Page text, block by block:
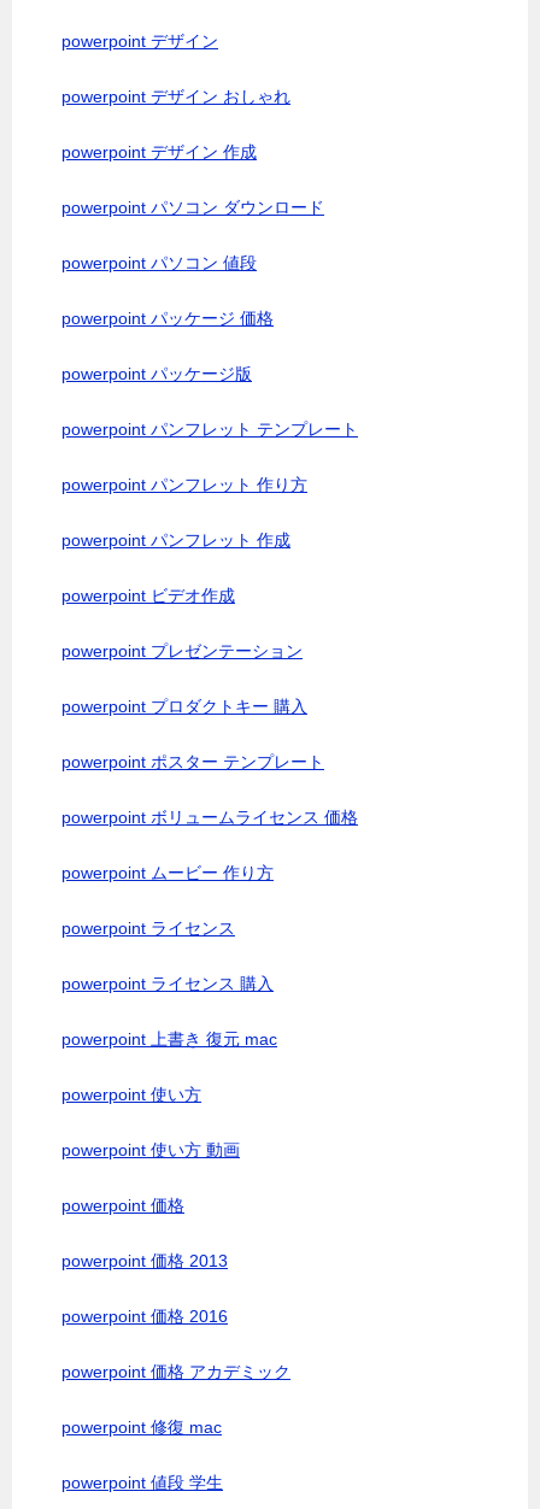
powerpoint デザイン
powerpoint デザイン おしゃれ
powerpoint デザイン 作成
powerpoint パソコン ダウンロード
powerpoint パソコン 値段
powerpoint パッケージ 価格
powerpoint パッケージ版
powerpoint パンフレット テンプレート
powerpoint パンフレット 作り方
powerpoint パンフレット 作成
powerpoint ビデオ作成
powerpoint プレゼンテーション
powerpoint プロダクトキー 購入
powerpoint ポスター テンプレート
powerpoint ボリュームライセンス 価格
powerpoint ムービー 作り方
powerpoint ライセンス
powerpoint ライセンス 購入
powerpoint 上書き 復元 mac
powerpoint 使い方
powerpoint 使い方 動画
powerpoint 価格
powerpoint 価格 2013
powerpoint 価格 2016
powerpoint 価格 アカデミック
powerpoint 修復 mac
powerpoint 値段 学生